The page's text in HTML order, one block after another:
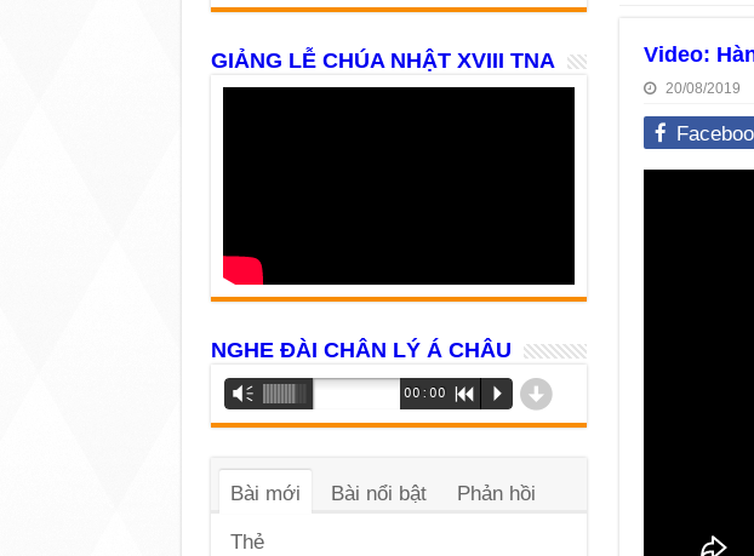
Video:
20/08/2019
GIẢNG LỄ CHÚA NHẬT XVIII TNA
NGHE ĐÀI CHÂN LÝ Á CHÂU
Trình
phát
âm
Vm 00:00 R P d
Bài mới Bài nổi bật Phản hồi
Thẻ